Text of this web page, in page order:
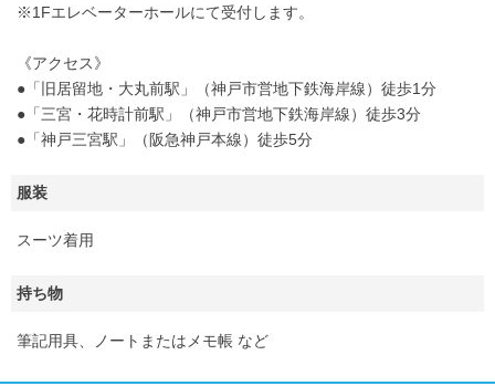
※1Fエレベーターホールにて受付します。
《アクセス》
●「旧居留地・大丸前駅」（神戸市営地下鉄海岸線）徒歩1分
●「三宮・花時計前駅」（神戸市営地下鉄海岸線）徒歩3分
●「神戸三宮駅」（阪急神戸本線）徒歩5分
服装
スーツ着用
持ち物
筆記用具、ノートまたはメモ帳 など